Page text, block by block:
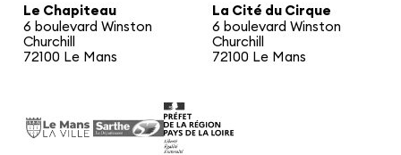
Le Chapiteau
6 boulevard Winston
Churchill
72100 Le Mans
La Cité du Cirque
6 boulevard Winston
Churchill
72100 Le Mans